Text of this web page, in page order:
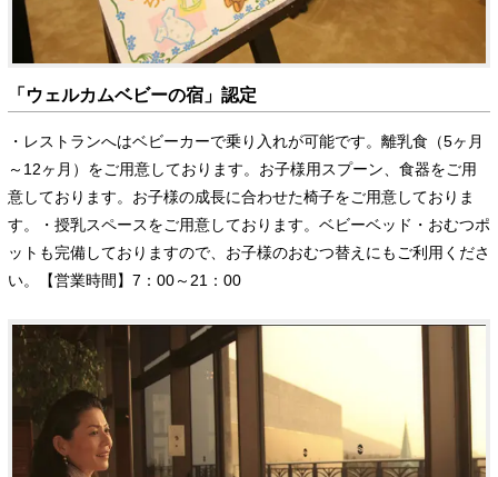
「ウェルカムベビーの宿」認定
・レストランへはベビーカーで乗り入れが可能です。離乳食（5ヶ月
～12ヶ月）をご用意しております。お子様用スプーン、食器をご用
意しております。お子様の成長に合わせた椅子をご用意しておりま
す。・授乳スペースをご用意しております。ベビーベッド・おむつポ
ットも完備しておりますので、お子様のおむつ替えにもご利用くださ
い。【営業時間】7：00～21：00